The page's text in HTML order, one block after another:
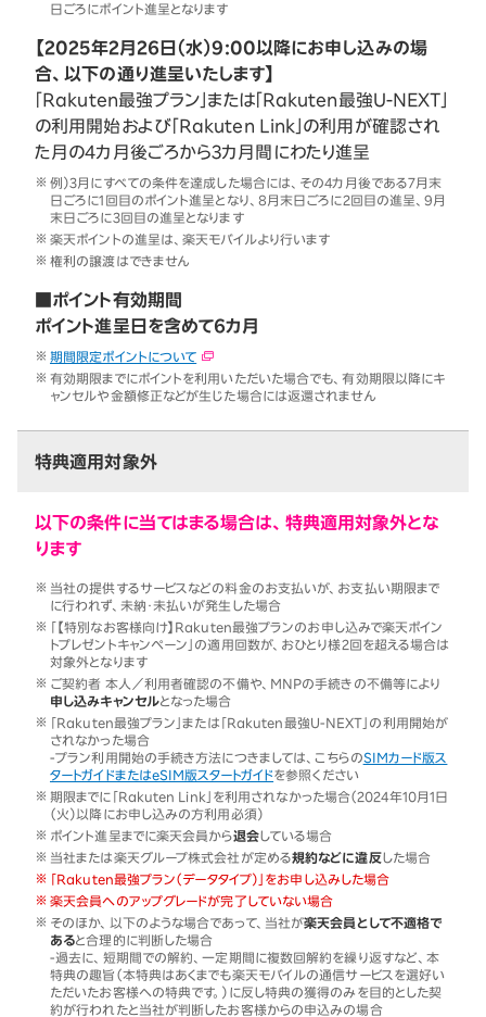
日ごろにポイント進呈となります
【2025年2月26日（水）9:00以降にお申し込みの場
合、以下の通り進呈いたします】
「Rakuten最強プラン」または「Rakuten最強U-NEXT」
の利用開始および「Rakuten Link」の利用が確認され
た月の4カ月後ごろから3カ月間にわたり進呈
例）3月にすべての条件を達成した場合には、その4カ月後である7月末
日ごろに1回目のポイント進呈となり、8月末日ごろに2回目の進呈、9月
末日ごろに3回目の進呈となります
楽天ポイントの進呈は、楽天モバイルより行います
権利の譲渡はできません
■ポイント有効期間
ポイント進呈日を含めて6カ月
期間限定ポイントについて
有効期限までにポイントを利用いただいた場合でも、有効期限以降にキ
ャンセルや金額修正などが生じた場合には返還されません
特典適用対象外
以下の条件に当てはまる場合は、特典適用対象外とな
ります
当社の提供するサービスなどの料金のお支払いが、お支払い期限まで
に行われず、未納・未払いが発生した場合
「【特別なお客様向け】Rakuten最強プランのお申し込みで楽天ポイン
トプレゼントキャンペーン」の適用回数が、おひとり様2回を超える場合は
対象外となります
ご契約者 本人／利用者確認の不備や、MNPの手続きの不備等により
申し込みキャンセルとなった場合
「Rakuten最強プラン」または「Rakuten最強U-NEXT」の利用開始が
されなかった場合
-プラン利用開始の手続き方法につきましては、こちらのSIMカード版ス
タートガイドまたはeSIM版スタートガイドを参照ください
期限までに「Rakuten Link」を利用されなかった場合（2024年10月1日
（火）以降にお申し込みの方利用必須）
ポイント進呈までに楽天会員から退会している場合
当社または楽天グループ株式会社が定める規約などに違反した場合
「Rakuten最強プラン（データタイプ）」をお申し込みした場合
楽天会員へのアップグレードが完了していない場合
そのほか、以下のような場合であって、当社が楽天会員として不適格で
あると合理的に判断した場合
-過去に、短期間での解約、一定期間に複数回解約を繰り返すなど、本
特典の趣旨（本特典はあくまでも楽天モバイルの通信サービスを選好い
ただいたお客様への特典です。）に反し特典の獲得のみを目的とした契
約が行われたと当社が判断したお客様からの申込みの場合